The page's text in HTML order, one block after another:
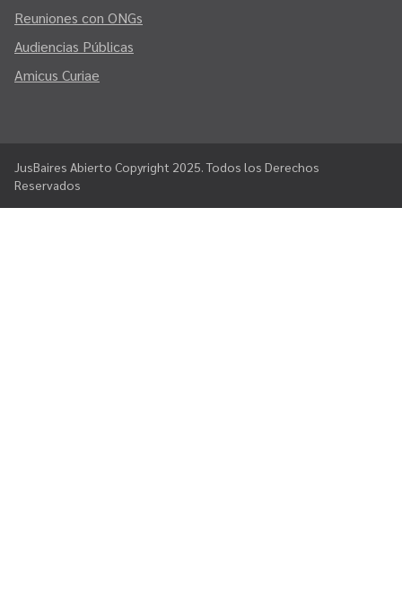
Reuniones con ONGs
Audiencias Públicas
Amicus Curiae
JusBaires Abierto Copyright 2025. Todos los Derechos
Reservados